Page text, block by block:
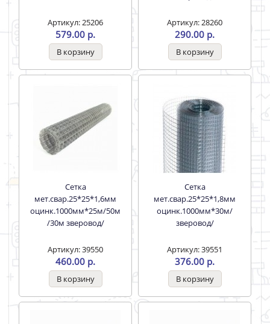
Артикул: 25206
579.00 р.
Артикул: 28260
290.00 р.
Сетка
мет.свар.25*25*1,6мм
оцинк.1000мм*25м/50м
/30м зверовод/
Артикул: 39550
460.00 р.
Сетка
мет.свар.25*25*1,8мм
оцинк.1000мм*30м/
зверовод/
Артикул: 39551
376.00 р.